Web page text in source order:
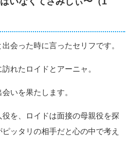
会った時に言ったセリフです。
れたロイドとアーニャ。
いを果たします。
を、ロイドは面接の母親役を探
ッタリの相手だと心の中で考え